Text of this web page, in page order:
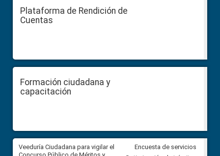
Plataforma de Rendición de
Cuentas
Formación ciudadana y
capacitación
Veeduría Ciudadana para vigilar el
Veeduría Ciudadana para
Encuesta de servicios